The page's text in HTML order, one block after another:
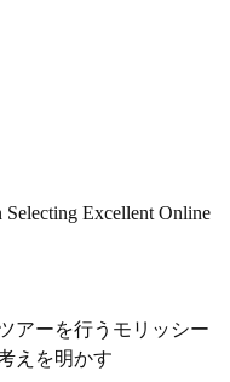
Selecting Excellent Online
アーを行うモリッシー
えを明かす